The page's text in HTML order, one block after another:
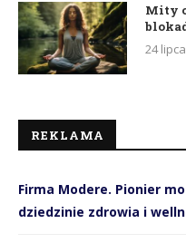
Mity
24
REKLAMA
Firma Modere. Pionier
dziedzinie zdrowia i